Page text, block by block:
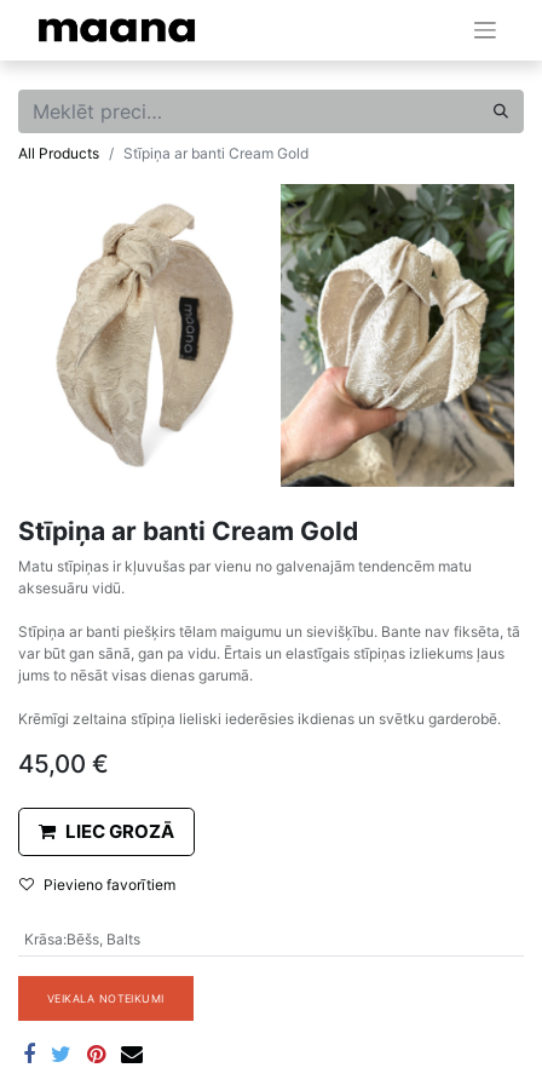
All Products Stīpiņa ar banti Cream Gold
Stīpiņa ar banti Cream Gold
Matu stīpiņas ir kļuvušas par vienu no galvenajām tendencēm matu
aksesuāru vidū.
Stīpiņa ar banti piešķirs tēlam maigumu un sievišķību. Bante nav fiksēta, tā
var būt gan sānā, gan pa vidu. Ērtais un elastīgais stīpiņas izliekums ļaus
jums to nēsāt visas dienas garumā.
Krēmīgi zeltaina stīpiņa lieliski iederēsies ikdienas un svētku garderobē.
45,00 €
LIEC GROZĀ
Pievieno favorītiem
Krāsa:Bēšs, Balts
VEIKALA NOTEIKUMI